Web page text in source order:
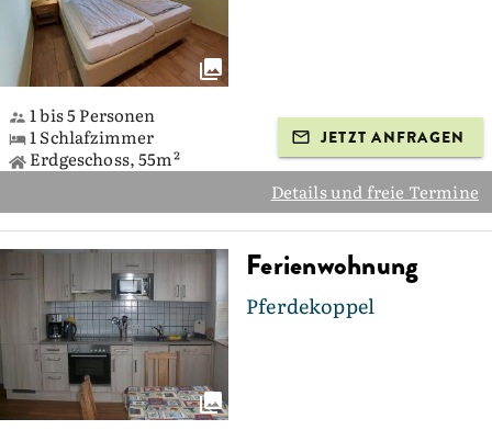
1 bis 5 Personen
1 Schlafzimmer
Erdgeschoss, 55m²
JETZT ANFRAGEN
Details und freie Termine
Ferienwohnung
Pferdekoppel